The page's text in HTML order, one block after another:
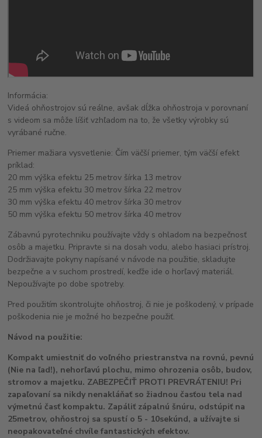
Informácia:
Videá ohňostrojov sú reálne, avšak dĺžka ohňostroja v porovnaní
s videom sa môže líšiť vzhľadom na to, že všetky výrobky sú
vyrábané ručne.
Priemer mažiara vysvetlenie: Čím väčší priemer, tým väčší efekt
príklad:
20 mm výška efektu 25 metrov šírka 13 metrov
25 mm výška efektu 30 metrov šírka 22 metrov
30 mm výška efektu 40 metrov šírka 30 metrov
50 mm výška efektu 50 metrov šírka 40 metrov
Zábavnú pyrotechniku používajte vždy s ohladom na bezpečnosť
osôb a majetku. Pripravte si na dosah vodu, alebo hasiaci prístroj.
Dodržiavajte pokyny napísané v návode na použitie, skladujte
bezpečne a v suchom prostredí, keďže ide o horľavý materiál.
Nepoužívajte po dobe spotreby.
Pred použitím skontrolujte ohňostroj, či nie je poškodený, v prípade
poškodenia nie je možné ho bezpečne použiť.
Návod na použitie:
Kompakt umiestniť do voľného priestranstva na rovnú, pevnú
(Nie na ľad!), nehorľavú plochu, mimo ohrozenia osôb, budov,
stromov a majetku. ZABEZPEČIŤ PROTI PREVRÁTENIU! Pri
zapaľovaní sa nikdy nenakláňať so žiadnou časťou tela nad
výmetnú časť kompaktu. Zapáliť zápalnú šnúru, odstúpiť na
25metrov, ohňostroj sa spustí o 5 - 10sekúnd, a užívajte si
neopakovateľné chvíle fantastických efektov.